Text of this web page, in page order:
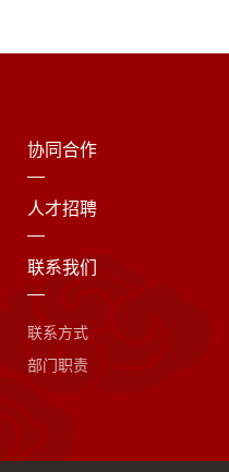
协同合作
人才招聘
联系我们
联系方式
部门职责